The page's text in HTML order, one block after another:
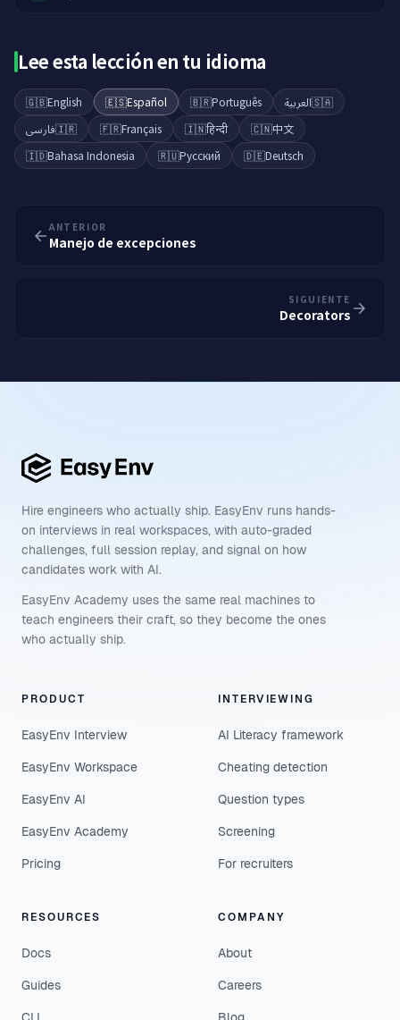
Lee esta lección en tu idioma
🇬🇧English 🇪🇸Español 🇧🇷Português 🇸🇦العربية
🇮🇷فارسی 🇫🇷Français 🇮🇳हिन्दी 🇨🇳中文
🇮🇩Bahasa Indonesia 🇷🇺Русский 🇩🇪Deutsch
ANTERIOR
Manejo de excepciones
SIGUIENTE
Decorators
Hire engineers who actually ship. EasyEnv runs hands-
on interviews in real workspaces, with auto-graded
challenges, full session replay, and signal on how
candidates work with AI.
EasyEnv Academy uses the same real machines to
teach engineers their craft, so they become the ones
who actually ship.
PRODUCT
EasyEnv Interview
EasyEnv Workspace
EasyEnv AI
EasyEnv Academy
Pricing
INTERVIEWING
AI Literacy framework
Cheating detection
Question types
Screening
For recruiters
RESOURCES
Docs
Guides
COMPANY
About
Careers